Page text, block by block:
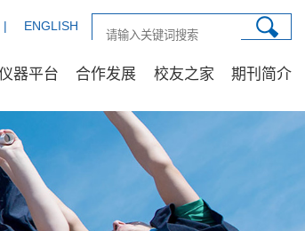
| ENGLISH
器平台 合作发展 校友之家 期刊简介